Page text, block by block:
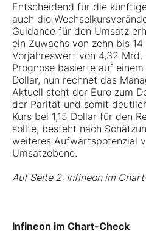
Entscheidend für die
auch die
Guidance für den Umsatz
ein Zuwachs von zehn bis
Vorjahreswert von 4,32 Mrd.
Prognose basierte auf einem
Dollar, nun rechnet das
Aktuell steht der Euro zum
der Parität und somit
Kurs bei 1,15 Dollar für den
sollte, besteht nach
weiteres Aufwärtspotenzial
Umsatzebene.
Auf Seite 2: Infineon im
Infineon im Chart-Check